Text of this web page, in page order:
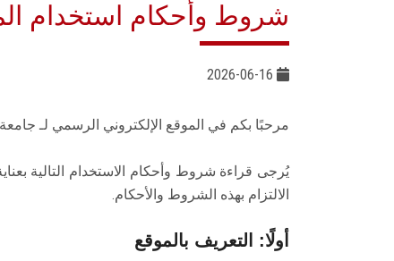
شروط وأحكام استخدام
مرحبًا بكم في الموقع الإلكتروني الرسمي لـ
يُرجى قراءة شروط وأحكام الاستخدام التالية
الالتزام بهذه الشروط والأحكام.
أولًا: التعريف بالموقع